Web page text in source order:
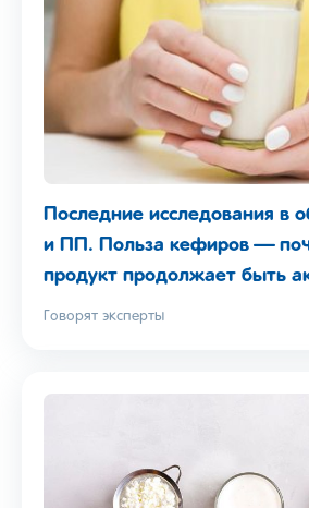
Последние исследования в
и ПП. Польза кефиров —
продукт продолжает быть
Говорят эксперты